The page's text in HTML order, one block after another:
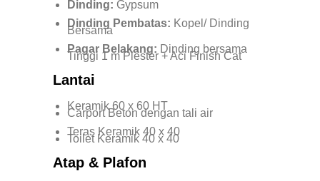
Dinding: Gypsum
Dinding Pembatas: Kopel/ Dinding
Bersama
Pagar Belakang: Dinding bersama
Tinggi 1 m Plester + Aci Finish Cat
Lantai
Keramik 60 x 60 HT
Carport Beton dengan tali air
Teras Keramik 40 x 40
Toilet Keramik 40 x 40
Atap & Plafon